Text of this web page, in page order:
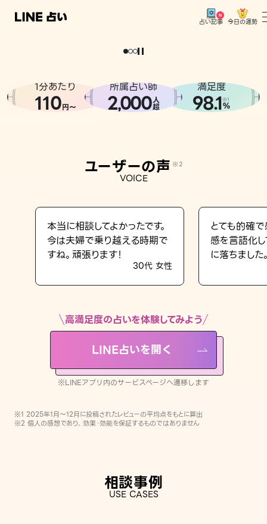
占い記事 今日の運勢
相談事例
LINE占いを開く
※LINEアプリ内のサービスページへ遷移します
どうせなら
。
1分あたり
110円〜
所属占い師
2,000人
超
満足度
98.1※1
%
ユーザーの声 ※2
VOICE
本当に相談してよかったです。
今は夫婦で乗り越える時期で
すね。頑張ります！
30代 女性
とても的確
感を言語化
に落ちました
高満足度の占いを体験してみよう
LINE占いを開く
※LINEアプリ内のサービスページへ遷移します
※1 2025年1月〜12月に投稿されたレビューの平均点をもとに算出
※2 個人の感想であり、効果・効能を保証するものではありません
相談事例
USE CASES